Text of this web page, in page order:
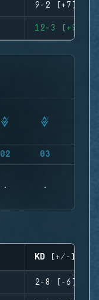
9-2 (+7)
12-3 (+9)
02 03
KD (+/-)
2-8 (-6)